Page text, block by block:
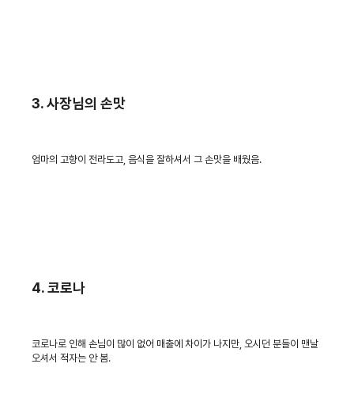
3. 사장님의 손맛
엄마의 고향이 전라도고, 음식을 잘하셔서 그 손맛을 배웠음.
4. 코로나
코로나로 인해 손님이 많이 없어 매출에 차이가 나지만, 오시던 분들이 맨날
오셔서 적자는 안 봄.